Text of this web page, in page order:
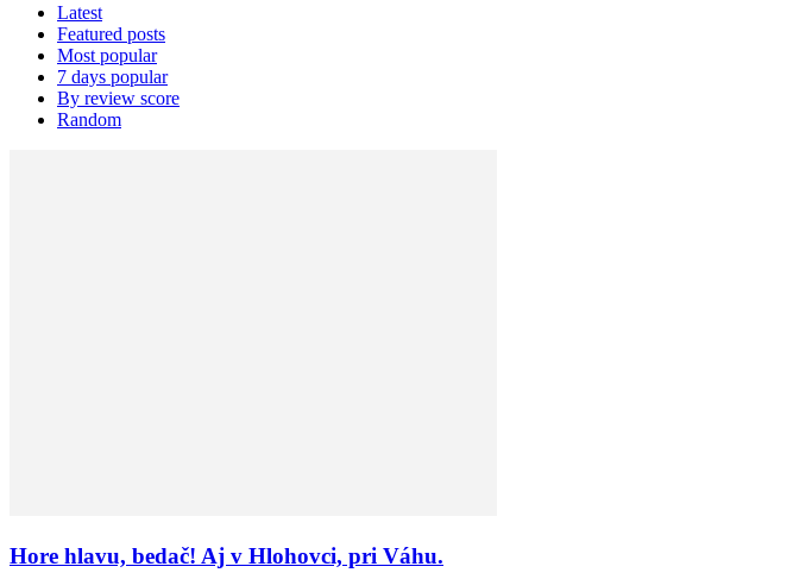
Latest
Featured posts
Most popular
7 days popular
By review score
Random
Hore hlavu, bedač! Aj v Hlohovci, pri Váhu.